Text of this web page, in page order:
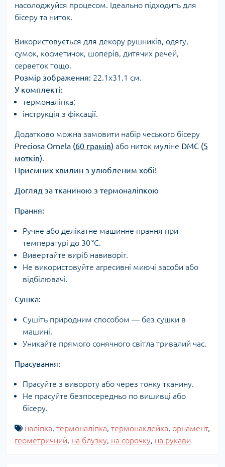
насолоджуйся процесом. Ідеально підходить для
бісеру та ниток.
Використовується для декору рушників, одягу,
сумок, косметичок, шоперів, дитячих речей,
серветок тощо.
Розмір зображення: 22.1х31.1 см.
У комплекті:
термоналіпка;
інструкція з фіксації.
Додатково можна замовити набір чеського бісеру
Preciosa Ornela (60 грамів) або ниток муліне DMC (5
мотків).
Приємних хвилин з улюбленим хобі!
Догляд за тканиною з термоналіпкою
Прання:
Ручне або делікатне машинне прання при
температурі до 30 °C.
Вивертайте виріб навиворіт.
Не використовуйте агресивні миючі засоби або
відбілювачі.
Сушка:
Сушіть природним способом — без сушки в
машині.
Уникайте прямого сонячного світла тривалий час.
Прасування:
Прасуйте з вивороту або через тонку тканину.
Не прасуйте безпосередньо по вишивці або
бісеру.
наліпка, термоналіпка, термонаклейка, орнамент,
геометричний, на блузку, на сорочку, на рукави